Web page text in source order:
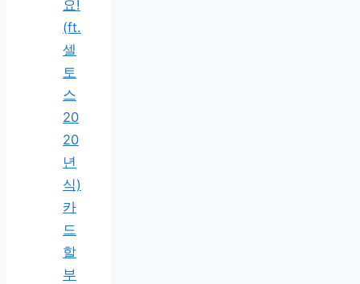
요!
(ft.
셀
토
스
20
20
년
식)
카
드
할
부